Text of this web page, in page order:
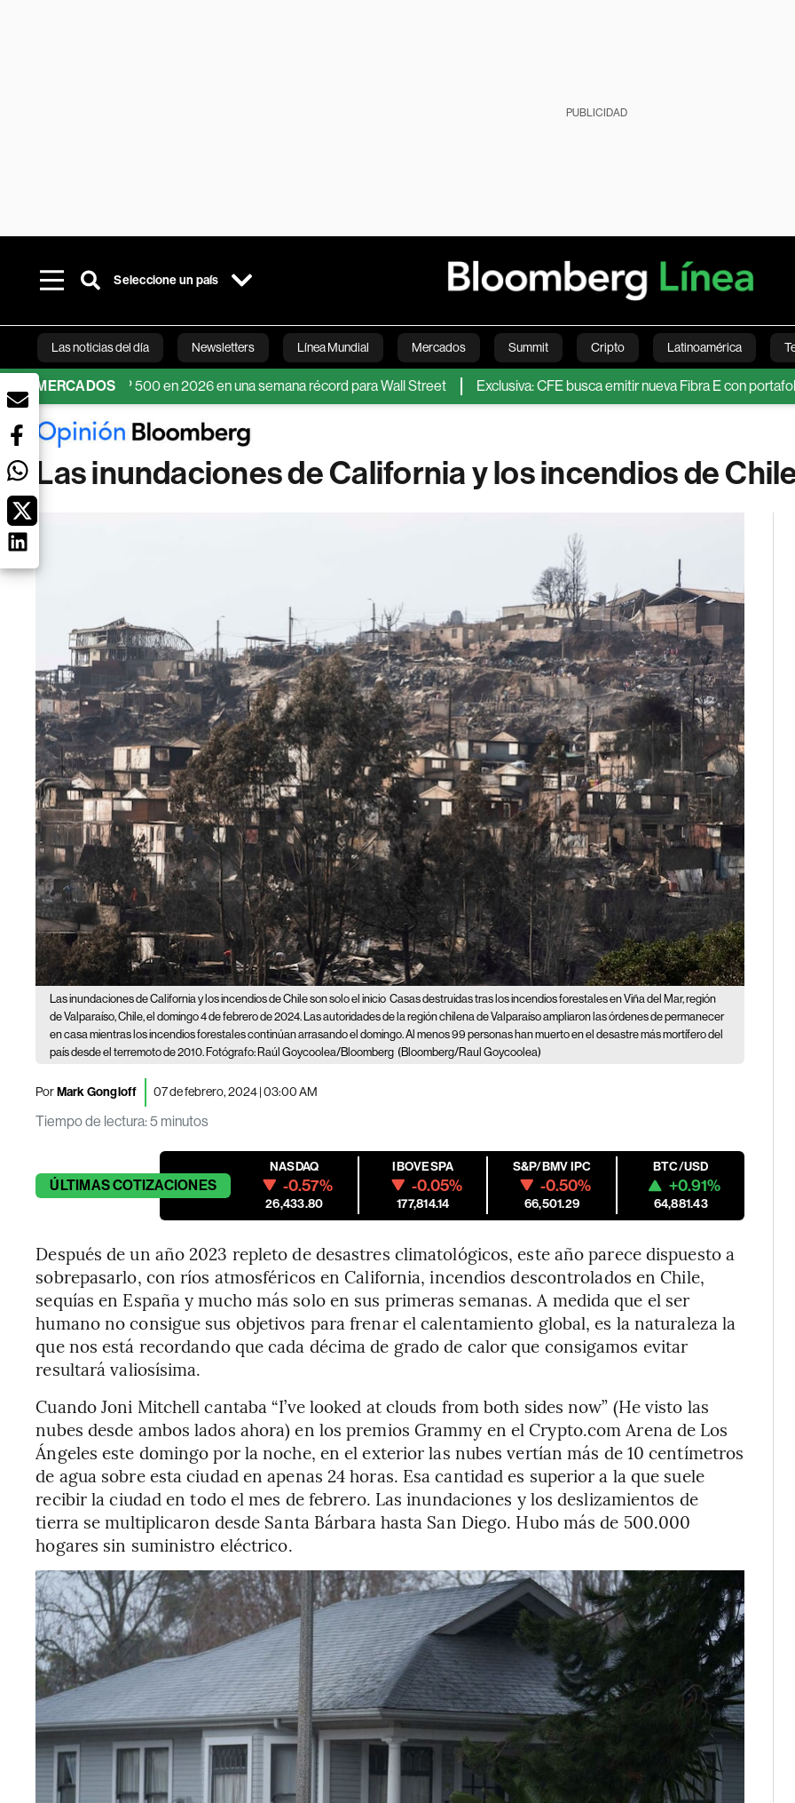
PUBLICIDAD
Seleccione un país
Las noticias del día Newsletters Línea Mundial Mercados Summit Cripto Latinoamérica
Bloomberg Green Economía Estilo de vida Mundo Videos
MERCADOS
del S&P 500 en 2026 en una semana récord para Wall Street Exclusiva: CFE busca emitir nueva Fibra E con portafolio de
Las inundaciones de California y los incendios de
Las inundaciones de California y los incendios de Chile son solo el inicio Casas destruidas tras los incendios forestales en Viña del Mar, región
de Valparaíso, Chile, el domingo 4 de febrero de 2024. Las autoridades de la región chilena de Valparaíso ampliaron las órdenes de permanecer
en casa mientras los incendios forestales continúan arrasando el domingo. Al menos 99 personas han muerto en el desastre más mortífero del
país desde el terremoto de 2010. Fotógrafo: Raúl Goycoolea/Bloomberg (Bloomberg/Raul Goycoolea)
PorMark Gongloff 07 de febrero, 2024 | 03:00 AM
Tiempo de lectura:5 minutos
ÚLTIMASCOTIZACIONES
NASDAQ
-0.57%
26,433.80
IBOVESPA
-0.05%
177,814.14
S&P/BMV IPC
-0.50%
66,501.29
BTC/USD
+0.91%
64,881.43
Después de un año 2023 repleto de desastres climatológicos, este año parece dispuesto a
sobrepasarlo, con ríos atmosféricos en California, incendios descontrolados en Chile,
sequías en España y mucho más solo en sus primeras semanas. A medida que el ser
humano no consigue sus objetivos para frenar el calentamiento global, es la naturaleza la
que nos está recordando que cada décima de grado de calor que consigamos evitar
resultará valiosísima.
Cuando Joni Mitchell cantaba “I’ve looked at clouds from both sides now” (He visto las
nubes desde ambos lados ahora) en los premios Grammy en el Crypto.com Arena de Los
Ángeles este domingo por la noche, en el exterior las nubes vertían más de 10 centímetros
de agua sobre esta ciudad en apenas 24 horas. Esa cantidad es superior a la que suele
recibir la ciudad en todo el mes de febrero. Las inundaciones y los deslizamientos de
tierra se multiplicaron desde Santa Bárbara hasta San Diego. Hubo más de 500.000
hogares sin suministro eléctrico.